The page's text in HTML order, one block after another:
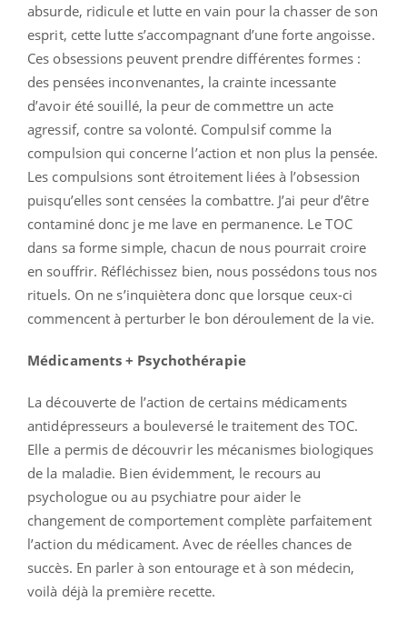
absurde, ridicule et lutte en vain pour la chasser de son
esprit, cette lutte s’accompagnant d’une forte angoisse.
Ces obsessions peuvent prendre différentes formes :
des pensées inconvenantes, la crainte incessante
d’avoir été souillé, la peur de commettre un acte
agressif, contre sa volonté. Compulsif comme la
compulsion qui concerne l’action et non plus la pensée.
Les compulsions sont étroitement liées à l’obsession
puisqu’elles sont censées la combattre. J’ai peur d’être
contaminé donc je me lave en permanence. Le TOC
dans sa forme simple, chacun de nous pourrait croire
en souffrir. Réfléchissez bien, nous possédons tous nos
rituels. On ne s’inquiètera donc que lorsque ceux-ci
commencent à perturber le bon déroulement de la vie.
Médicaments + Psychothérapie
La découverte de l’action de certains médicaments
antidépresseurs a bouleversé le traitement des TOC.
Elle a permis de découvrir les mécanismes biologiques
de la maladie. Bien évidemment, le recours au
psychologue ou au psychiatre pour aider le
changement de comportement complète parfaitement
l’action du médicament. Avec de réelles chances de
succès. En parler à son entourage et à son médecin,
voilà déjà la première recette.